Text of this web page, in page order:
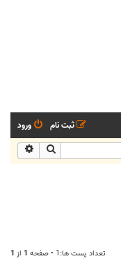
ورود
ثبت نام
جستجو
تعداد پست ها:1 • صفحه 1 از 1